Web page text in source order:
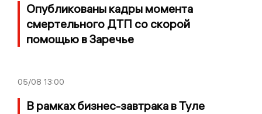
Опубликованы кадры момента
смертельного ДТП со скорой
помощью в Заречье
05/08 13:00
В рамках бизнес-завтрака в Туле